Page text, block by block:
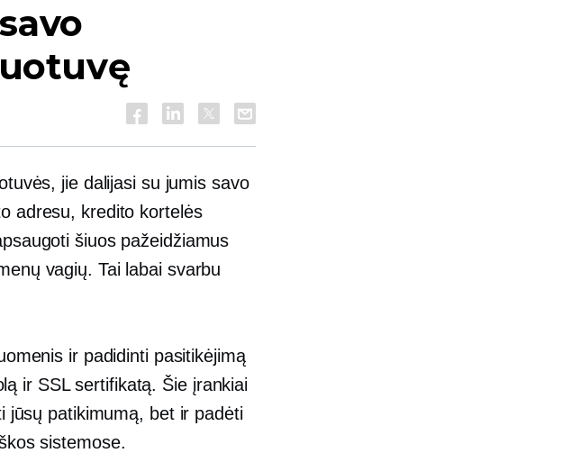
jie dalijasi su jumis savo
adresu, kredito kortelės
šiuos pažeidžiamus
vagių. Tai labai svarbu
ir padidinti pasitikėjimą
ir SSL sertifikatą. Šie įrankiai
jūsų patikimumą, bet ir padėti
sistemose.